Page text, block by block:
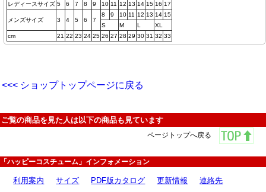
レディースサイズ 5 6 7 8 9 10 11 12 13 14 15 16 17
メンズサイズ 3 4 5 6 7
8 9 10 11 12 13 14 15
S
M L
XL
cm
21 22 23 24 25 26 27 28 29 30 31 32 33
<<< ショップトップページに戻る
ご覧の商品を見た人は以下の商品も見ています
ページトップへ戻る
「ハッピーコスチューム」インフォメーション
利用案内 サイズ PDF版カタログ 更新情報 連絡先